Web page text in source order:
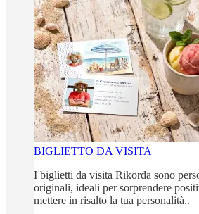
BIGLIETTO DA VISITA
I biglietti da visita Rikorda sono
originali, ideali per sorprendere
mettere in risalto la tua personalità..